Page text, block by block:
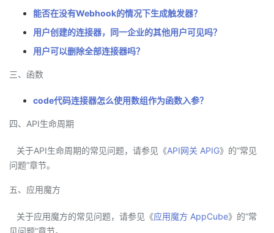
动
关
证
实
的
藏
持
建 能否在没有Webhook的情况下生成触发器？
用户创建的连接器，同一企业的其他用户可见吗？
用户可以删除全部连接器吗？
三、函数
code代码连接器怎么使用数组作为函数入参？
四、API生命周期
关于API生命周期的常见问题，请参见《API网关 APIG》的“常见
问题”章节。
五、应用魔方
关于应用魔方的常见问题，请参见《应用魔方 AppCube》的“常
见问题”章节。